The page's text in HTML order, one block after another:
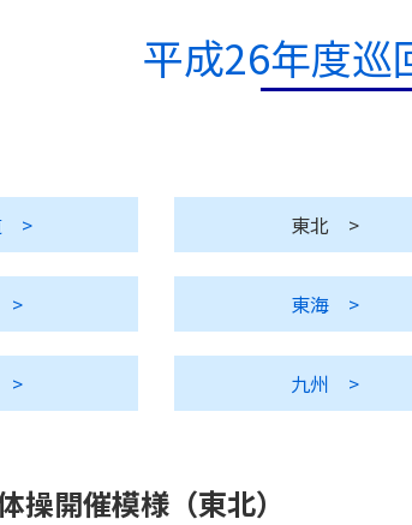
平成26年度巡
> 東北 >
> 東海 >
> 九州 >
操開催模様（東北）